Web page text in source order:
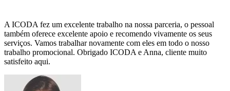
A ICODA fez um excelente trabalho na nossa parceria, o pessoal
também oferece excelente apoio e recomendo vivamente os seus
serviços. Vamos trabalhar novamente com eles em todo o nosso
trabalho promocional. Obrigado ICODA e Anna, cliente muito
satisfeito aqui.